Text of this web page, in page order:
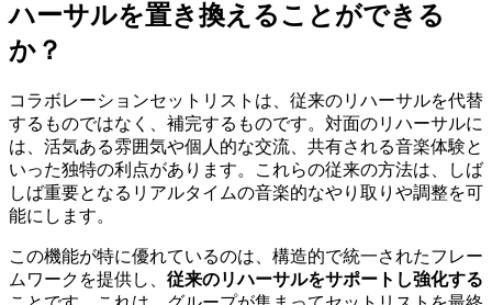
ハーサルを置き換えることができる
か？
コラボレーションセットリストは、従来のリハーサルを代替
するものではなく、補完するものです。対面のリハーサルに
は、活気ある雰囲気や個人的な交流、共有される音楽体験と
いった独特の利点があります。これらの従来の方法は、しば
しば重要となるリアルタイムの音楽的なやり取りや調整を可
能にします。
この機能が特に優れているのは、構造的で統一されたフレー
ムワークを提供し、 従来のリハーサルをサポートし強化する